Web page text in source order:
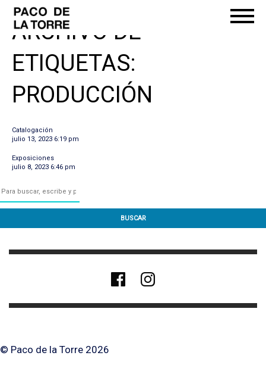
ARCHIVO DE
ETIQUETAS:
PRODUCCIÓN
Catalogación
julio 13, 2023 6:19 pm
Exposiciones
julio 8, 2023 6:46 pm
BUSCAR
© Paco de la Torre 2026